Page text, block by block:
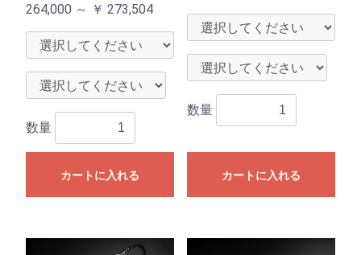
264,000 ～ ￥ 273,504
数量
カートに入れる
数量
カートに入れる